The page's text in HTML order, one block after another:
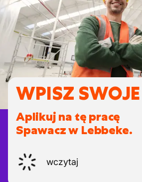
WPISZ
Aplikuj na tę pracę
Spawacz w Lebbeke.
wczytaj